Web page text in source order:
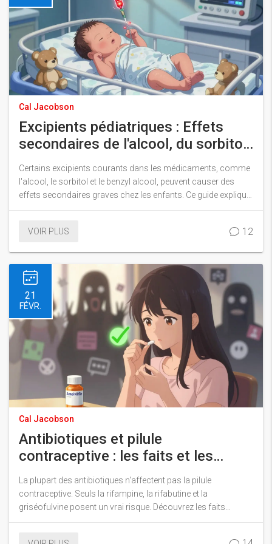
Cal Jacobson
Excipients pédiatriques : Effets
secondaires de l'alcool, du sorbitol
et du benzyl alcool
Certains excipients courants dans les médicaments, comme
l'alcool, le sorbitol et le benzyl alcool, peuvent causer des
effets secondaires graves chez les enfants. Ce guide explique
les risques réels et comment les éviter.
VOIR PLUS 12
21
FÉVR.
Cal Jacobson
Antibiotiques et pilule
contraceptive : les faits et les
mythes à connaître
La plupart des antibiotiques n'affectent pas la pilule
contraceptive. Seuls la rifampine, la rifabutine et la
griséofulvine posent un vrai risque. Découvrez les faits
scientifiques, les mythes persistants et ce que vous devez